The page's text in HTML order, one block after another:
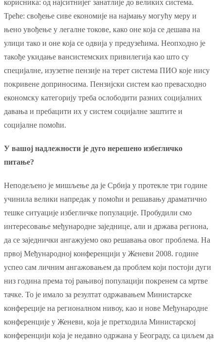
корисника: од најситнијег занатлије до великих система.
Треће: свођење сиве економије на најмању могућу меру и
њено увођење у легалне токове, како оне која се дешава на
улици тако и оне која се одвија у предузећима. Неопходно је
такође укидање вансистемских привилегија као што су
специјалне, изузетне пензије на терет система ПИО које нису
покривене доприносима. Пензијски систем као превасходно
економску категорију треба ослободити разних социјалних
давања и пребацити их у систем социјалне заштите и
социјалне помоћи.
У вашој надлежности је дуго нерешено избегличко
питање?
Неподељено је мишљење да је Србија у протекле три године
учинила велики напредак у помоћи и решавању драматично
тешке ситуације избегличке популације. Пробудили смо
интересовање међународне заједнице, али и држава региона,
да се заједнички ангажујемо око решавања овог проблема. На
првој Међународној конференцији у Женеви 2008. године
успео сам личним ангажовањем да проблем који постоји дуги
низ година према тој рањивој популацији покренем са мртве
тачке. То је имало за резултат одржавањем Министарске
конфереције на регионалном нивоу, као и нове Међународне
конференције у Женеви, која је претходила Министарској
конференцији која је недавно одржана у Београду, са циљем да